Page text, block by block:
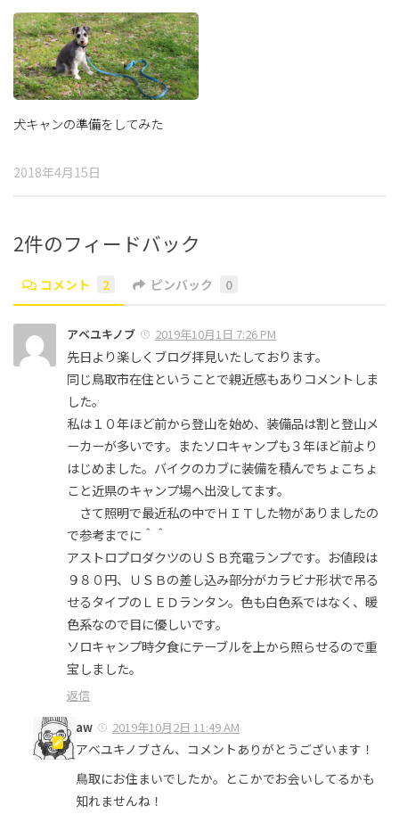
犬キャンの準備をしてみた
2018年4月15日
2件のフィードバック
コメント 2 ピンバック 0
アベユキノブ 2019年10月1日 7:26 PM
先日より楽しくブログ拝見いたしております。
同じ鳥取市在住ということで親近感もありコメントしま
した。
私は１０年ほど前から登山を始め、装備品は割と登山メ
ーカーが多いです。またソロキャンプも３年ほど前より
はじめました。バイクのカブに装備を積んでちょこちょ
こと近県のキャンプ場へ出没してます。
さて照明で最近私の中でＨＩＴした物がありましたの
で参考までに＾＾
アストロプロダクツのＵＳＢ充電ランプです。お値段は
９８０円、ＵＳＢの差し込み部分がカラビナ形状で吊る
せるタイプのＬＥＤランタン。色も白色系ではなく、暖
色系なので目に優しいです。
ソロキャンプ時夕食にテーブルを上から照らせるので重
宝しました。
返信
aw
2019年10月2日 11:49 AM
アベユキノブさん、コメントありがとうございます！
鳥取にお住まいでしたか。とこかでお会いしてるかも
知れませんね！